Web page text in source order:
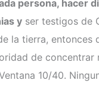
persona, hacer
y ser testigos de
la tierra, entonces
de concentrar
10/40.